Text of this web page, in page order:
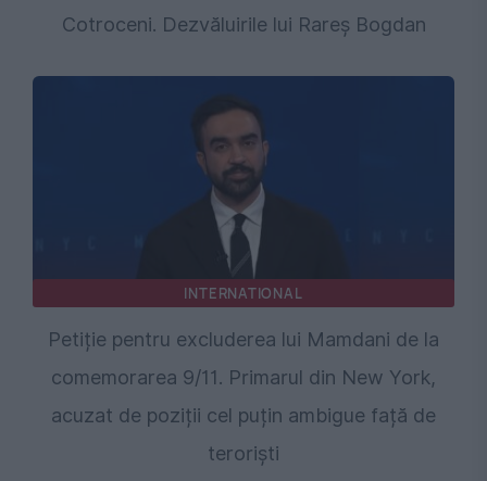
Cotroceni. Dezvăluirile lui Rareș Bogdan
INTERNATIONAL
Petiție pentru excluderea lui Mamdani de la
comemorarea 9/11. Primarul din New York,
acuzat de poziții cel puțin ambigue față de
teroriști